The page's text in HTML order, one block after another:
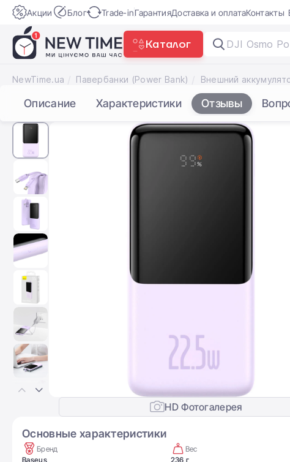
Акции Блог Trade-inГарантияДоставка и оплатаКонтакты
Каталог DJI
NewTime.ua Павербанки (Power Bank)
Описание Характеристики Отзывы
HD Фотогалерея
Основные характеристики
Бренд
Baseus
Вес
236 г